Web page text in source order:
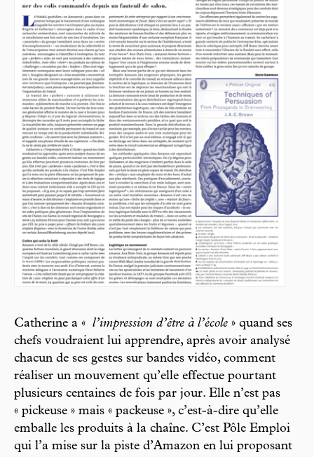
Catherine a « l’impression d’être à l’école » quand ses
chefs voudraient lui apprendre, après avoir analysé
chacun de ses gestes sur bandes vidéo, comment
réaliser un mouvement qu’elle effectue pourtant
plusieurs centaines de fois par jour. Elle n’est pas
« pickeuse » mais « packeuse », c’est-à-dire qu’elle
emballe les produits à la chaîne. C’est Pôle Emploi
qui l’a mise sur la piste d’Amazon en lui proposant